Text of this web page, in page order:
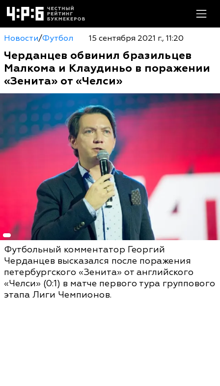
Новости/Футбол 15 сентября 2021 г., 11:20
Черданцев обвинил бразильцев
Малкома и Клаудиньо в поражении
«Зенита» от «Челси»
Футбольный комментатор Георгий
Черданцев высказался после поражения
петербургского «Зенита» от английского
«Челси» (0:1) в матче первого тура группового
этапа Лиги Чемпионов.